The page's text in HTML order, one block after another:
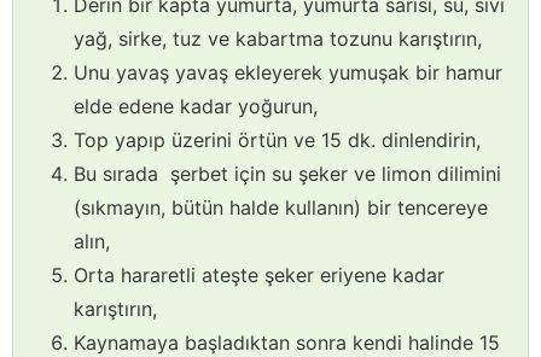
Derin bir kapta yumurta, yumurta sarısı, su, sıvı
yağ, sirke, tuz ve kabartma tozunu karıştırın,
Unu yavaş yavaş ekleyerek yumuşak bir hamur
elde edene kadar yoğurun,
Top yapıp üzerini örtün ve 15 dk. dinlendirin,
Bu sırada şerbet için su şeker ve limon dilimini
(sıkmayın, bütün halde kullanın) bir tencereye
alın,
Orta hararetli ateşte şeker eriyene kadar
karıştırın,
Kaynamaya başladıktan sonra kendi halinde 15